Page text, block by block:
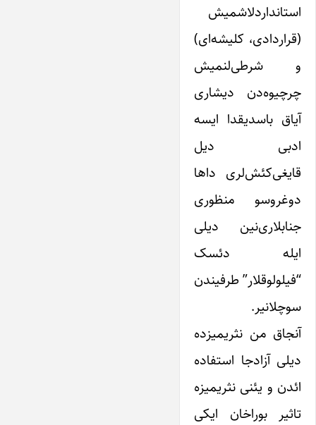
استانداردلاشمیش
(قراردادی، کلیشه‌ای)
و شرطی‌لنمیش
چرچیوه‌دن دیشاری
آیاق باسدیقدا ایسه
ادبی دیل
قایغی‌کئش‌لری داها
دوغروسو منظوری
جنابلاری‌نین دیلی
ایله دئسک
“فیلولوقلار” طرفیندن
سوچلانیر.
آنجاق من نثریمیزده
دیلی آزادجا استفاده
ائدن و یئنی نثریمیزه
تاثیر بوراخان ایکی